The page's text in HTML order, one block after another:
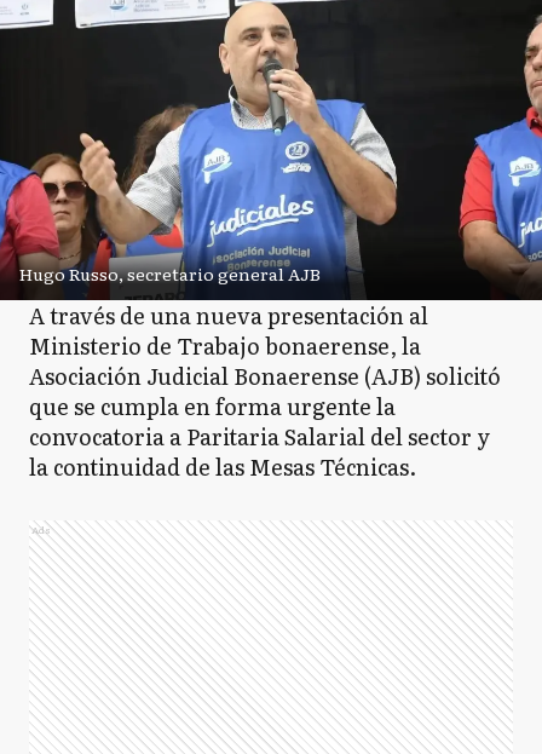
Hugo Russo, secretario general AJB
A través de una nueva presentación al
Ministerio de Trabajo bonaerense, la
Asociación Judicial Bonaerense (AJB) solicitó
que se cumpla en forma urgente la
convocatoria a Paritaria Salarial del sector y
la continuidad de las Mesas Técnicas.
Ads